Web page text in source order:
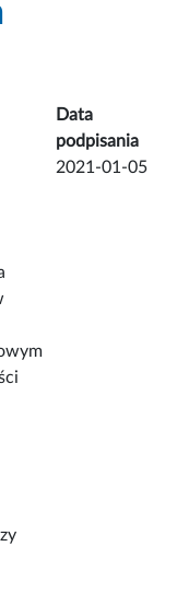
Data
podpisania
2021-01-05